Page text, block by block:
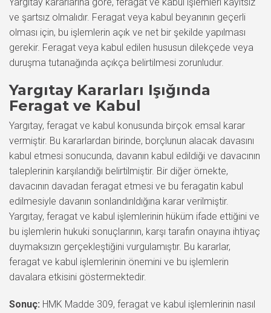
ve şartsız olmalıdır. Feragat veya kabul beyanının geçerli
olması için, bu işlemlerin açık ve net bir şekilde yapılması
gerekir. Feragat veya kabul edilen hususun dilekçede veya
duruşma tutanağında açıkça belirtilmesi zorunludur.
Yargıtay Kararları Işığında
Feragat ve Kabul
Yargıtay, feragat ve kabul konusunda birçok emsal karar
vermiştir. Bu kararlardan birinde, borçlunun alacak davasını
kabul etmesi sonucunda, davanın kabul edildiği ve davacının
taleplerinin karşılandığı belirtilmiştir. Bir diğer örnekte,
davacının davadan feragat etmesi ve bu feragatin kabul
edilmesiyle davanın sonlandırıldığına karar verilmiştir.
Yargıtay, feragat ve kabul işlemlerinin hüküm ifade ettiğini ve
bu işlemlerin hukuki sonuçlarının, karşı tarafın onayına ihtiyaç
duymaksızın gerçekleştiğini vurgulamıştır. Bu kararlar,
feragat ve kabul işlemlerinin önemini ve bu işlemlerin
davalara etkisini göstermektedir.
Sonuç: HMK Madde 309, feragat ve kabul işlemlerinin nasıl